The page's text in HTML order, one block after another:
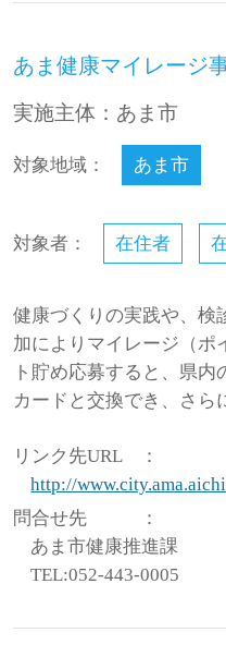
あま健康マイレージ
実施主体：あま市
対象地域： あま市
対象者： 在住者
健康づくりの実践や、検
加によりマイレージ（ポ
ト貯め応募すると、県
カードと交換でき、さら
リンク先URL
：
http://
問合せ先
：
あま市健康推進課
TEL:052-443-0005